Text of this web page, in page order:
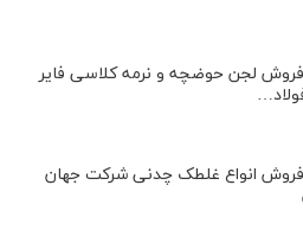
لجن حوضچه و نرمه کلاسی فایر
فروش انواع غلطک چدنی شرکت جهان